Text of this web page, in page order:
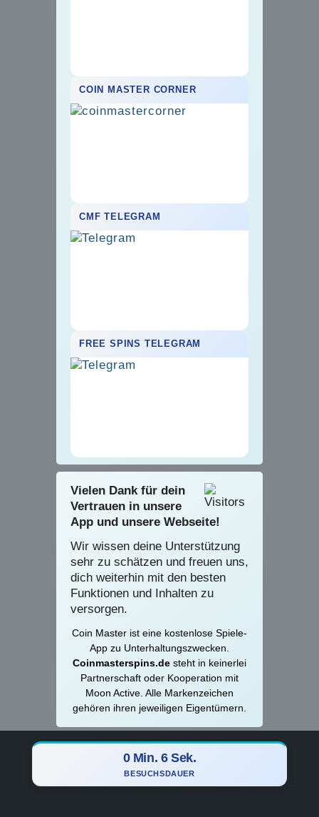
COIN MASTER CORNER
CMF TELEGRAM
FREE SPINS TELEGRAM
Vielen Dank für dein
Vertrauen in unsere
App und unsere Webseite!
Wir wissen deine Unterstützung
sehr zu schätzen und freuen uns,
dich weiterhin mit den besten
Funktionen und Inhalten zu
versorgen.
Coin Master ist eine kostenlose Spiele-
App zu Unterhaltungszwecken.
Coinmasterspins.de steht in keinerlei
Partnerschaft oder Kooperation mit
Moon Active. Alle Markenzeichen
gehören ihren jeweiligen Eigentümern.
0 Min. 7 Sek.
BESUCHSDAUER